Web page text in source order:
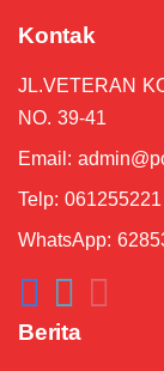
Kontak
JL.VETERAN
NO. 39-41
Email:
Telp: 061255221
WhatsApp:
Berita